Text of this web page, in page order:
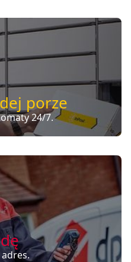
porze
24/7.
adres.